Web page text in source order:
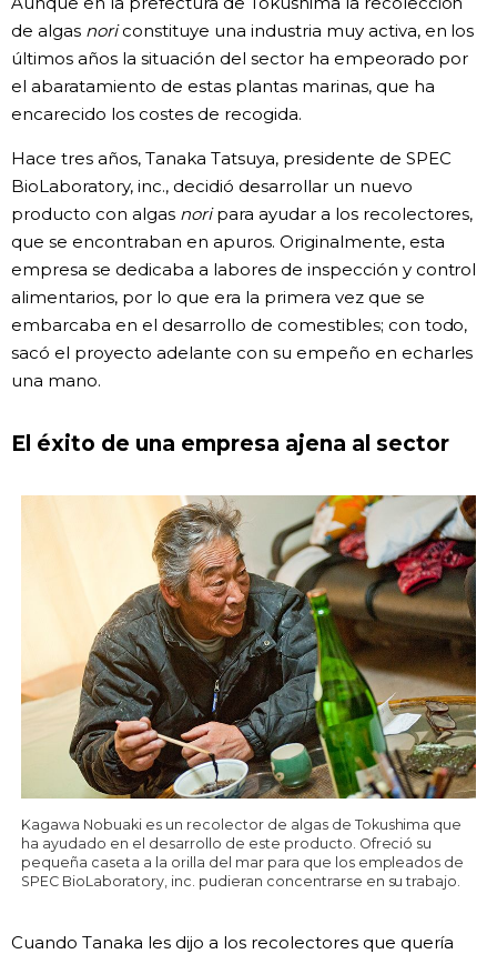
de algas noriconstituye una industria muy activa, en los
últimos años la situación del sector ha empeorado por
el abaratamiento de estas plantas marinas, que ha
encarecido los costes de recogida.
Hace tres años, Tanaka Tatsuya, presidente de SPEC
BioLaboratory, inc., decidió desarrollar un nuevo
producto con algas noripara ayudar a los recolectores,
que se encontraban en apuros. Originalmente, esta
empresa se dedicaba a labores de inspección y control
alimentarios, por lo que era la primera vez que se
embarcaba en el desarrollo de comestibles; con todo,
sacó el proyecto adelante con su empeño en echarles
una mano.
El éxito de una empresa ajena al sector
Kagawa Nobuaki es un recolector de algas de Tokushima que
ha ayudado en el desarrollo de este producto. Ofreció su
pequeña caseta a la orilla del mar para que los empleados de
SPEC BioLaboratory, inc. pudieran concentrarse en su trabajo.
Cuando Tanaka les dijo a los recolectores que quería